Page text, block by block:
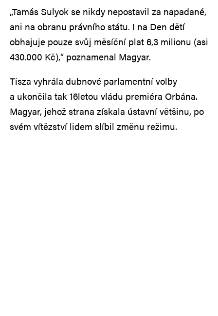
„Tamás Sulyok se nikdy nepostavil za napadané,
ani na obranu právního státu. I na Den dětí
obhajuje pouze svůj měsíční plat 6,3 milionu (asi
430.000 Kč),“ poznamenal Magyar.
Tisza vyhrála dubnové parlamentní volby
a ukončila tak 16letou vládu premiéra Orbána.
Magyar, jehož strana získala ústavní většinu, po
svém vítězství lidem slíbil změnu režimu.